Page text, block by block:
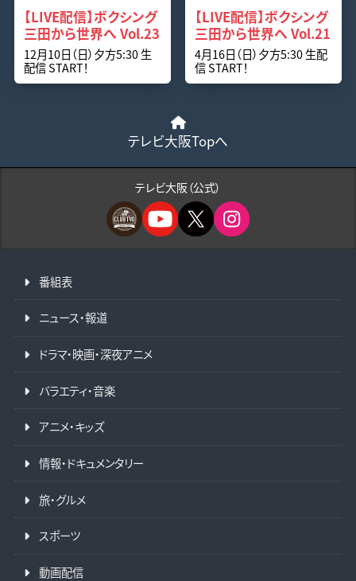
【LIVE配信】ボクシング
三田から世界へ Vol.23
12月10日（日）夕方5:30 生
配信 START！
【LIVE配信】ボクシング
三田から世界へ Vol.21
4月16日（日）夕方5:30 生配
信 START！
テレビ大阪Topへ
テレビ大阪（公式）
番組表
ニュース・報道
ドラマ・映画・深夜アニメ
バラエティ・音楽
アニメ・キッズ
情報・ドキュメンタリー
旅・グルメ
スポーツ
動画配信